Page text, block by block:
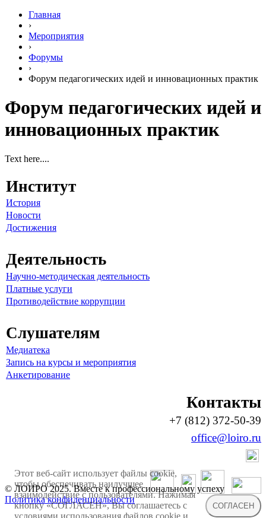
Главная
›
Мероприятия
›
Форумы
›
Форум педагогических идей и инновационных практик
Форум педагогических идей и
инновационных практик
Text here....
Институт
История
Новости
Достижения
Деятельность
Научно-методическая деятельность
Платные услуги
Противодействие коррупции
Слушателям
Медиатека
Запись на курсы и мероприятия
Анкетирование
Контакты
+7 (812) 372-50-39
office@loiro.ru
© ЛОИРО 2025. Вместе к профессиональному успеху
Политика конфиденциальности
Этот веб-сайт использует файлы cookie,
чтобы обеспечивать наилучшее
взаимодействие с пользователями. Нажимая
кнопку «СОГЛАСЕН», Вы соглашаетесь с
условиями использования файлов cookie и
СОГЛАСЕН